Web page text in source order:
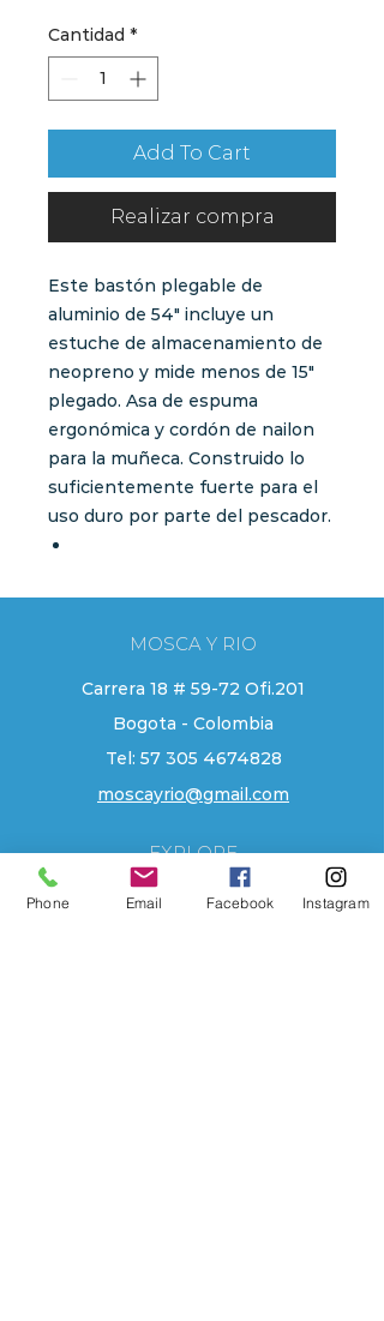
Cantidad *
Add To Cart
Realizar compra
Este bastón plegable de
aluminio de 54" incluye un
estuche de almacenamiento de
neopreno y mide menos de 15"
plegado. Asa de espuma
ergonómica y cordón de nailon
para la muñeca. Construido lo
suficientemente fuerte para el
uso duro por parte del pescador.
MOSCA Y RIO
Carrera 18 # 59-72 Ofi.201
Bogota - Colombia
Tel: 57 305 4674828
moscayrio@gmail.com
EXPLORE
Tienda
Phone Email Facebook Instagram